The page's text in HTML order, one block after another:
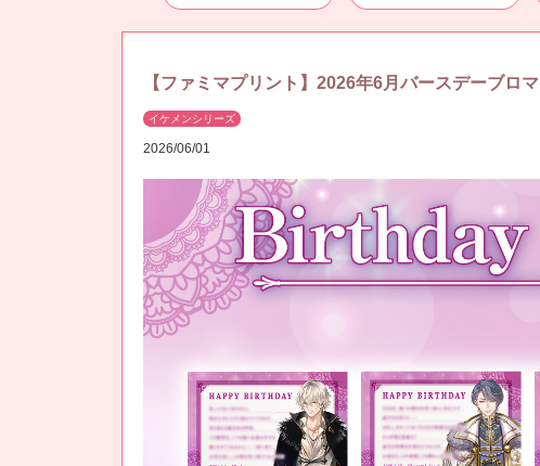
【ファミマプリント】2026年6月バースデーブロマ
イケメンシリーズ
2026/06/01